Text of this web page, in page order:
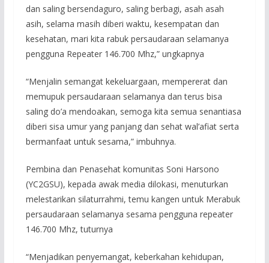
dan saling bersendaguro, saling berbagi, asah asah
asih, selama masih diberi waktu, kesempatan dan
kesehatan, mari kita rabuk persaudaraan selamanya
pengguna Repeater 146.700 Mhz,” ungkapnya
“Menjalin semangat kekeluargaan, mempererat dan
memupuk persaudaraan selamanya dan terus bisa
saling do’a mendoakan, semoga kita semua senantiasa
diberi sisa umur yang panjang dan sehat wal’afiat serta
bermanfaat untuk sesama,” imbuhnya.
Pembina dan Penasehat komunitas Soni Harsono
(YC2GSU), kepada awak media dilokasi, menuturkan
melestarikan silaturrahmi, temu kangen untuk Merabuk
persaudaraan selamanya sesama pengguna repeater
146.700 Mhz, tuturnya
“Menjadikan penyemangat, keberkahan kehidupan,